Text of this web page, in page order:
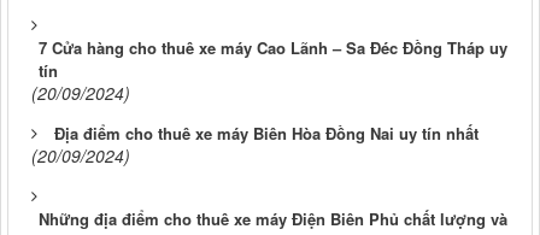
7 Cửa hàng cho thuê xe máy Cao Lãnh – Sa Đéc Đồng Tháp uy
tín
(20/09/2024)
Địa điểm cho thuê xe máy Biên Hòa Đồng Nai uy tín nhất
(20/09/2024)
Những địa điểm cho thuê xe máy Điện Biên Phủ chất lượng và